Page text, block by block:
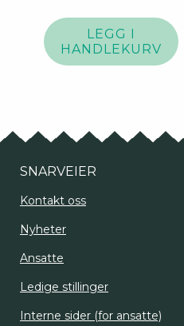
LEGG I
HANDLEKURV
SNARVEIER
Kontakt oss
Nyheter
Ansatte
Ledige stillinger
Interne sider (for ansatte)